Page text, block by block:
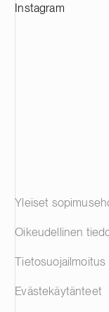
Instagram
Yleiset
Oikeudellinen
Tietosuojailmoitus
Evästekäytänteet